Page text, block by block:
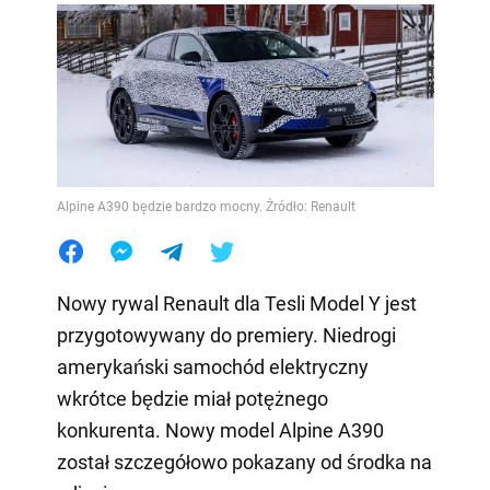
Alpine A390 będzie bardzo mocny. Źródło: Renault
Nowy rywal Renault dla Tesli Model Y jest
przygotowywany do premiery. Niedrogi
amerykański samochód elektryczny
wkrótce będzie miał potężnego
konkurenta. Nowy model Alpine A390
został szczegółowo pokazany od środka na